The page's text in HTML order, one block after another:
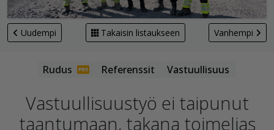
Uudempi Takaisin listaukseen Vanhempi
Referenssit Vastuullisuus
Vastuullisuustyö ei taipunut
taantumaan, takana toimelias